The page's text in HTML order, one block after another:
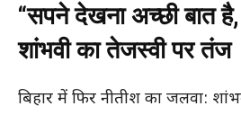
“सपने देखना अच्छी बात
शांभवी का तेजस्वी पर तंज
बिहार में फिर नीतीश का जलवा: